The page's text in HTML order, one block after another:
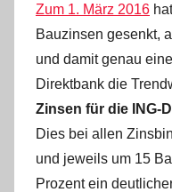
Zum 1. März 2016
Bauzinsen gesenkt,
und damit genau
Direktbank die
Zinsen für die ING-
Dies bei allen
und jeweils um 15
Prozent ein